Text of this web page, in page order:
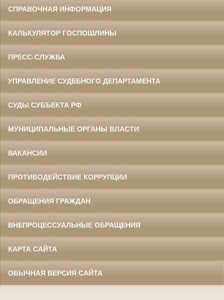
СПРАВОЧНАЯ ИНФОРМАЦИЯ
КАЛЬКУЛЯТОР ГОСПОШЛИНЫ
ПРЕСС-СЛУЖБА
УПРАВЛЕНИЕ СУДЕБНОГО ДЕПАРТАМЕНТА
СУДЫ СУБЪЕКТА РФ
МУНИЦИПАЛЬНЫЕ ОРГАНЫ ВЛАСТИ
ВАКАНСИИ
ПРОТИВОДЕЙСТВИЕ КОРРУПЦИИ
ОБРАЩЕНИЯ ГРАЖДАН
ВНЕПРОЦЕССУАЛЬНЫЕ ОБРАЩЕНИЯ
КАРТА САЙТА
ОБЫЧНАЯ ВЕРСИЯ САЙТА